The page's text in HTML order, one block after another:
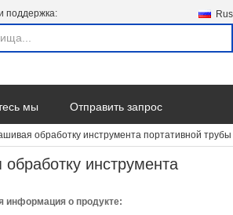
поддержка:
мы Отправить запрос
обработку инструмента портативной трубы
инструмента
информация о продукте: